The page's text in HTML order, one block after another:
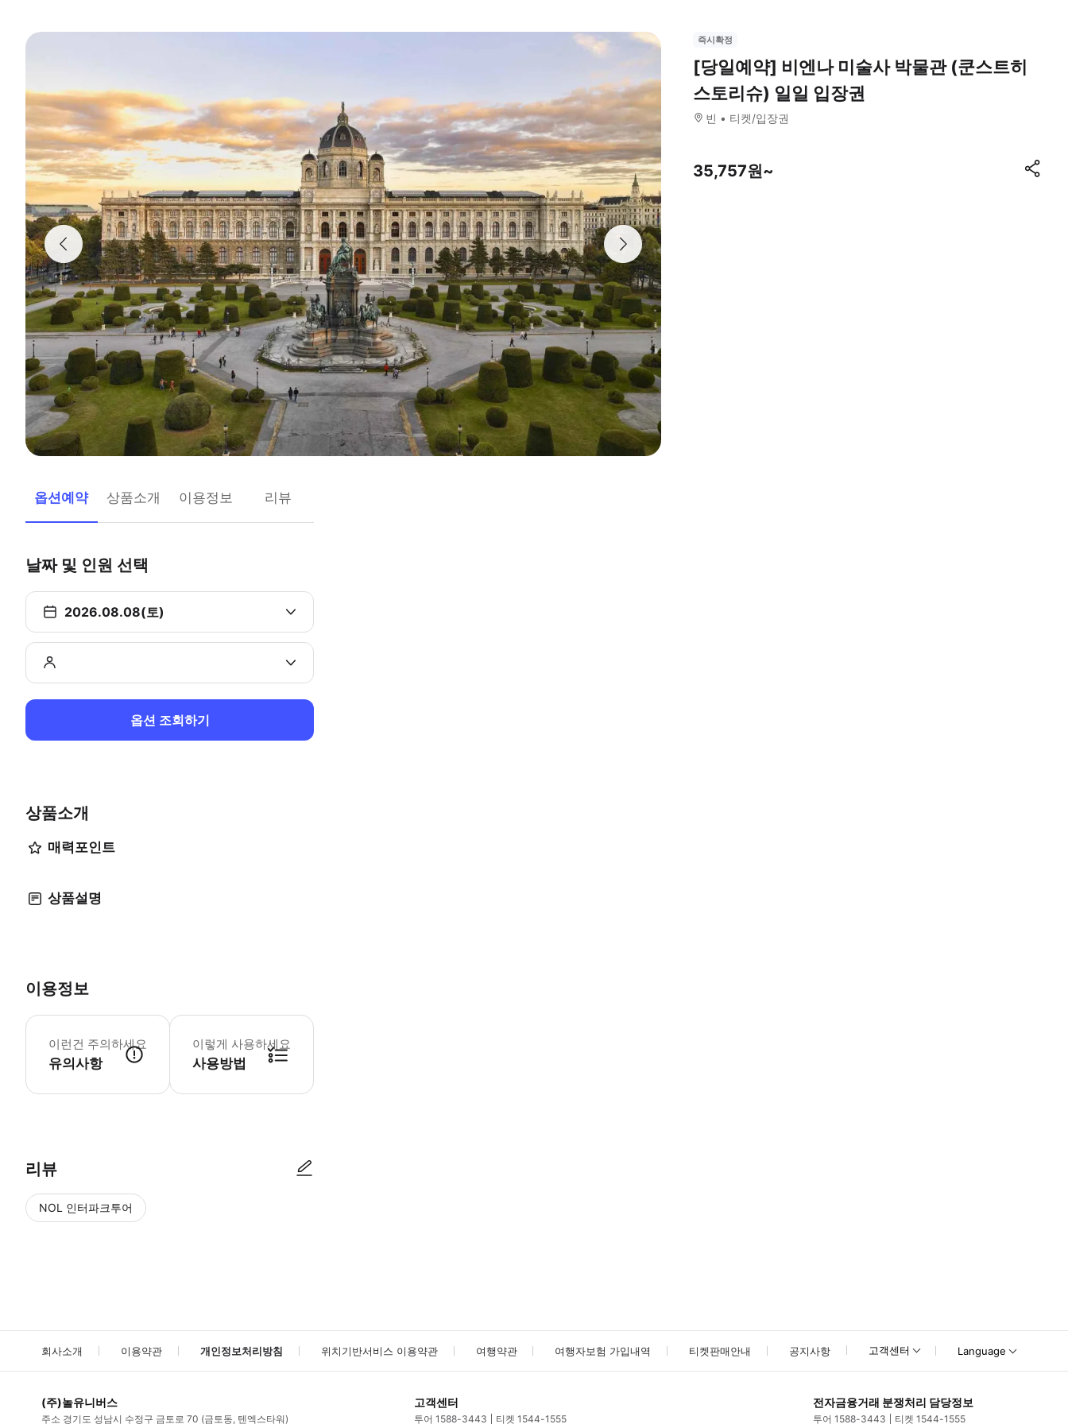
옵션예약 상품소개 이용정보 리뷰
날짜 및 인원 선택
2026.08.08(토)
옵션 조회하기
상품소개
매력포인트
상품설명
이용정보
이런건 주의하세요
유의사항
티켓은 선택한 시간대에 예약되며, 입장 가능 시간은 15분입니다. 입구에서 모바일 티켓을 제시해주세요. 티켓을 인쇄할 필요는 없습니다. 만 19세 미만의 아동 및 청소년은 일반적으로 무료
이렇게 사용하세요
사용방법
리뷰
NOL 인터파크투어
즉시확정
[당일예약] 비엔나 미술사 박물관 (쿤스트히
스토리슈) 일일 입장권
빈 티켓/입장권
35,757원~
회사소개 이용약관 개인정보처리방침 위치기반서비스 이용약관 여행약관 여행자보험 가입내역 티켓판매안내 공지사항 고객센터 Language
(주)놀유니버스
주소 경기도 성남시 수정구 금토로 70 (금토동, 텐엑스타워)
고객센터
투어 1588-3443 티켓 1544-1555
전자금융거래 분쟁처리 담당정보
투어 1588-3443 티켓 1544-1555